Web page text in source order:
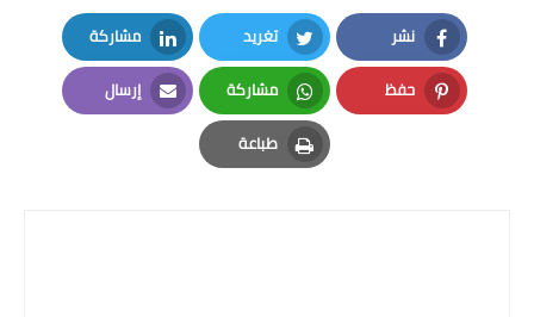
المرحلة الاعدادية
ملازم دراسية
المرحلة الابتدائية
نشر
Facebook
تغريد
Twitter
مشاركة
LinkedIn
حفظ
Pinterest
مشاركة
Whatsapp
إرسال
Email
طباعة
Print